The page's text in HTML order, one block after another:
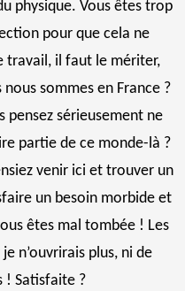
physique. Vous êtes trop
pour que cela ne
travail, il faut le mériter,
sommes en France ?
sérieusement ne
partie de ce monde-là ?
venir ici et trouver un
un besoin morbide et
êtes mal tombée ! Les
n’ouvrirais plus, ni de
! Satisfaite ?